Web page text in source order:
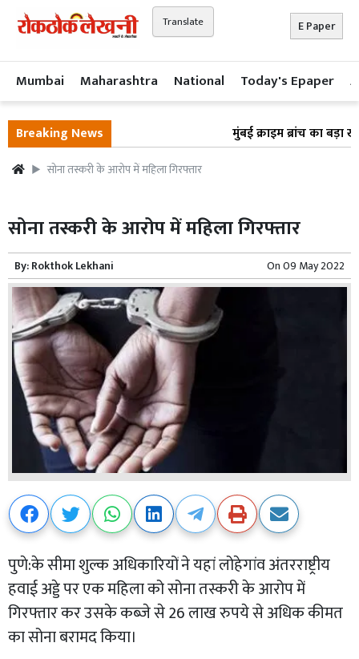
Translate E Paper
Mumbai Maharashtra National Today's Epaper
Breaking News मुंबई क्राइम ब्रांच का बड़ा
सोना तस्करी के आरोप में महिला गिरफ्तार
सोना तस्करी के आरोप में महिला गिरफ्तार
By:Rokthok Lekhani On09 May 2022
पुणे:के सीमा शुल्क अधिकारियों ने यहां लोहेगांव अंतरराष्ट्रीय
हवाई अड्डे पर एक महिला को सोना तस्करी के आरोप में
गिरफ्तार कर उसके कब्जे से 26 लाख रुपये से अधिक कीमत
का सोना बरामद किया।